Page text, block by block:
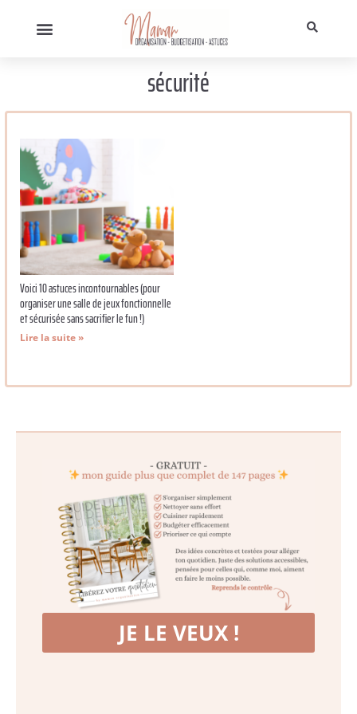
sécurité
Voici 10 astuces incontournables (pour
organiser une salle de jeux fonctionnelle
et sécurisée sans sacrifier le fun !)
Lire la suite »
JE LE VEUX !